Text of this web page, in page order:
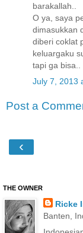
barakallah..
O ya, saya
dimasukkan
diberi coklat
keluargaku
tapi ga bisa..
July 7, 2013
Post a
‹
THE OWNER
Ricke
Banten,